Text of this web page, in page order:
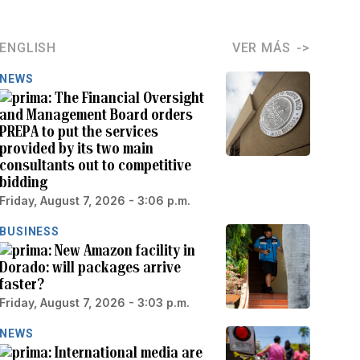
ENGLISH VER MÁS
NEWS
The Financial Oversight
and Management Board orders
PREPA to put the services
provided by its two main
consultants out to competitive
bidding
Friday, August 7, 2026 - 3:06 p.m.
BUSINESS
New Amazon facility in
Dorado: will packages arrive
faster?
Friday, August 7, 2026 - 3:03 p.m.
NEWS
International media are